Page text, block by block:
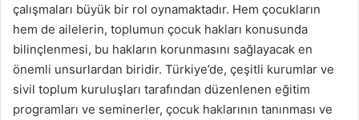
çalışmaları büyük bir rol oynamaktadır. Hem çocukların
hem de ailelerin, toplumun çocuk hakları konusunda
bilinçlenmesi, bu hakların korunmasını sağlayacak en
önemli unsurlardan biridir. Türkiye’de, çeşitli kurumlar ve
sivil toplum kuruluşları tarafından düzenlenen eğitim
programları ve seminerler, çocuk haklarının tanınması ve